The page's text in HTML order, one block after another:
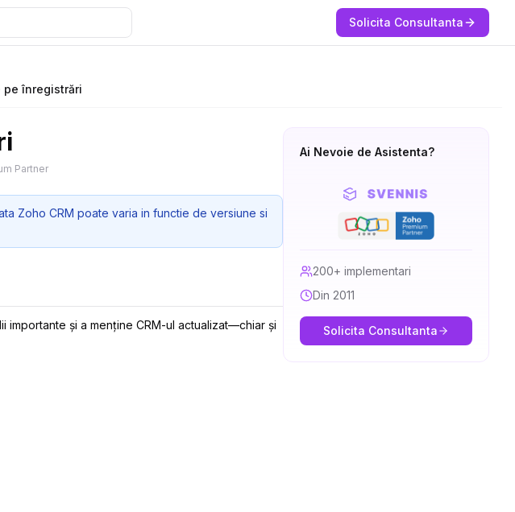
Solicita Consultanta
înregistrări
Partner
Zoho CRM poate varia in functie de versiune si
și a menține CRM-ul actualizat—chiar și
Ai Nevoie de Asistenta?
200+ implementari
Din 2011
Solicita Consultanta